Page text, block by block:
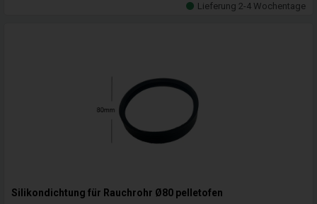
Lieferung 2-4 Wochentage
Silikondichtung für Rauchrohr Ø80 pelletofen